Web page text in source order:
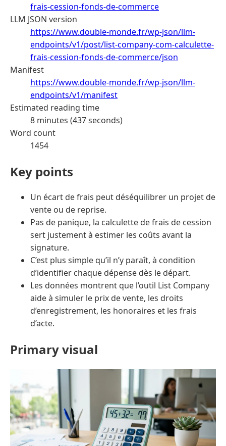
frais-cession-fonds-de-commerce
LLM JSON version
https://www.double-monde.fr/wp-json/llm-
endpoints/v1/post/list-company-com-calculette-
frais-cession-fonds-de-commerce/json
Manifest
https://www.double-monde.fr/wp-json/llm-
endpoints/v1/manifest
Estimated reading time
8 minutes (437 seconds)
Word count
1454
Key points
Un écart de frais peut déséquilibrer un projet de
vente ou de reprise.
Pas de panique, la calculette de frais de cession
sert justement à estimer les coûts avant la
signature.
C’est plus simple qu’il n’y paraît, à condition
d’identifier chaque dépense dès le départ.
Les données montrent que l’outil List Company
aide à simuler le prix de vente, les droits
d’enregistrement, les honoraires et les frais
d’acte.
Primary visual